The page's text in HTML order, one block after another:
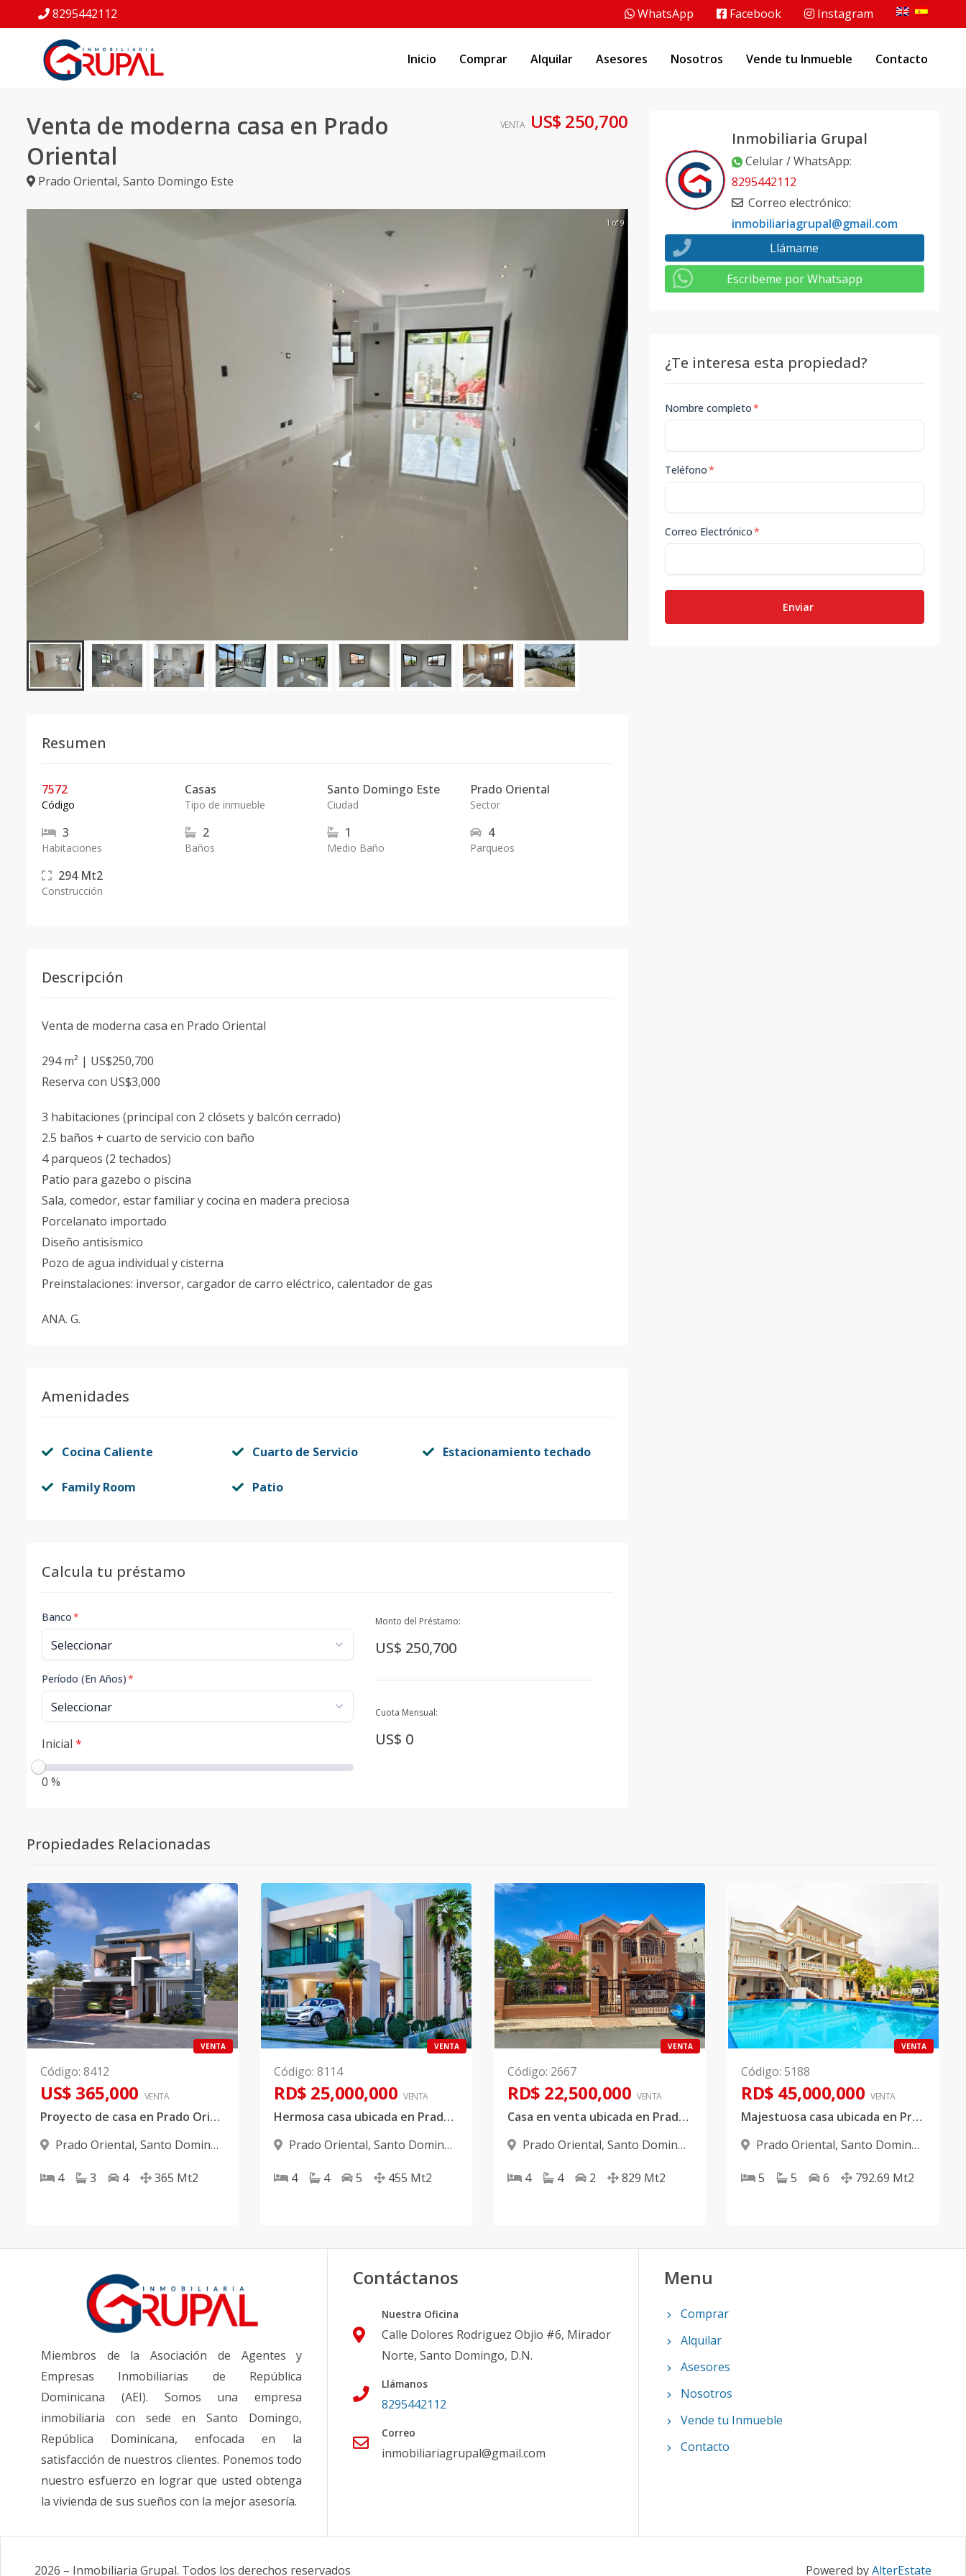
8295442112 WhatsApp Facebook Instagram
Inicio Comprar Alquilar Asesores Nosotros Vende tu Inmueble Contacto
Venta de moderna casa en Prado
Oriental
Prado Oriental, Santo Domingo Este
VENTA US$ 250,700
1 of 9
Resumen
7572
Código
Casas
Tipo de inmueble
Santo Domingo Este
Ciudad
Prado Oriental
Sector
3
Habitaciones
2
Baños
1
Medio Baño
4
Parqueos
294 Mt2
Construcción
Descripción
Venta de moderna casa en Prado Oriental
294 m² | US$250,700
Reserva con US$3,000
3 habitaciones (principal con 2 clósets y balcón cerrado)
2.5 baños + cuarto de servicio con baño
4 parqueos (2 techados)
Patio para gazebo o piscina
Sala, comedor, estar familiar y cocina en madera preciosa
Porcelanato importado
Diseño antisísmico
Pozo de agua individual y cisterna
Preinstalaciones: inversor, cargador de carro eléctrico, calentador de gas
ANA. G.
Amenidades
Cocina Caliente Cuarto de Servicio Estacionamiento techado
Family Room Patio
Calcula tu préstamo
Banco*
Período (En Años)*
Inicial *
0 %
Monto del Préstamo:
US$ 250,700
Cuota Mensual:
US$ 0
Inmobiliaria Grupal
Celular / WhatsApp:
8295442112
Correo electrónico:
inmobiliariagrupal@gmail.com
Llámame
Escribeme por Whatsapp
¿Te interesa esta propiedad?
Nombre completo*
Teléfono*
Correo Electrónico*
Enviar
Propiedades Relacionadas
VENTA
Código: 8412
US$ 365,000 VENTA
Proyecto de casa en Prado Oriental
Prado Oriental, Santo Domingo
4
3 4 365 Mt2
VENTA
Código: 8114
RD$ 25,000,000 VENTA
Hermosa casa ubicada en Prado Oriental
Prado Oriental, Santo Domingo
4
4 5 455 Mt2
VENTA
Código: 2667
RD$ 22,500,000 VENTA
Casa en venta ubicada en Prado Oriental
Prado Oriental, Santo Domingo
4
4 2 829 Mt2
VENTA
Código: 5188
RD$ 45,000,000 VENTA
Majestuosa casa ubicada en Prado Oriental
Prado Oriental, Santo Domingo
5
5 6 792.69 Mt2
Miembros de la Asociación de Agentes y
Empresas Inmobiliarias de República
Dominicana (AEI). Somos una empresa
inmobiliaria con sede en Santo Domingo,
República Dominicana, enfocada en la
satisfacción de nuestros clientes. Ponemos todo
nuestro esfuerzo en lograr que usted obtenga
la vivienda de sus sueños con la mejor asesoría.
Contáctanos
Nuestra Oficina
Calle Dolores Rodriguez Objio #6, Mirador
Norte, Santo Domingo, D.N.
Llámanos
8295442112
Correo
inmobiliariagrupal@gmail.com
Menu
Comprar
Alquilar
Asesores
Nosotros
Vende tu Inmueble
Contacto
2026 – Inmobiliaria Grupal. Todos los derechos reservados Powered byAlterEstate